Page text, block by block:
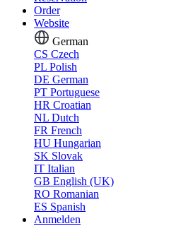
Order
Website
German
CS Czech
PL Polish
DE German
PT Portuguese
HR Croatian
NL Dutch
FR French
HU Hungarian
SK Slovak
IT Italian
GB English (UK)
RO Romanian
ES Spanish
Anmelden